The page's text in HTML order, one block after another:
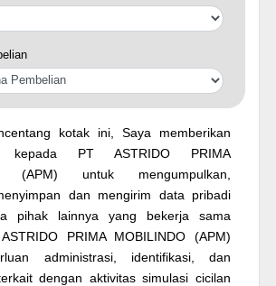
kotak ini, Saya memberikan
kepada PT ASTRIDO PRIMA
(APM) untuk mengumpulkan,
dan mengirim data pribadi
pihak lainnya yang bekerja sama
PRIMA MOBILINDO (APM)
administrasi, identifikasi, dan
dengan aktivitas simulasi cicilan